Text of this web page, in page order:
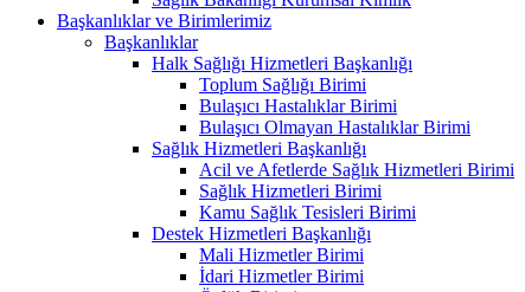
Başkanlıklar ve Birimlerimiz
Başkanlıklar
Halk Sağlığı Hizmetleri Başkanlığı
Toplum Sağlığı Birimi
Bulaşıcı Hastalıklar Birimi
Bulaşıcı Olmayan Hastalıklar Birimi
Sağlık Hizmetleri Başkanlığı
Acil ve Afetlerde Sağlık Hizmetleri Birimi
Sağlık Hizmetleri Birimi
Kamu Sağlık Tesisleri Birimi
Destek Hizmetleri Başkanlığı
Mali Hizmetler Birimi
İdari Hizmetler Birimi